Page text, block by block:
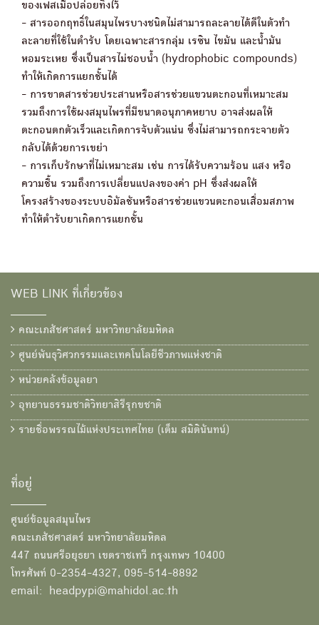
ของเฟสเมื่อปล่อยทิ้งไว้
- สารออกฤทธิ์ในสมุนไพรบางชนิดไม่สามารถละลายได้ดีในตัวทำ
ละลายที่ใช้ในตำรับ โดยเฉพาะสารกลุ่ม เรซิน ไขมัน และน้ำมัน
หอมระเหย ซึ่งเป็นสารไม่ชอบน้ำ (hydrophobic compounds)
ทำให้เกิดการแยกชั้นได้
- การขาดสารช่วยประสานหรือสารช่วยแขวนตะกอนที่เหมาะสม
รวมถึงการใช้ผงสมุนไพรที่มีขนาดอนุภาคหยาบ อาจส่งผลให้
ตะกอนตกตัวเร็วและเกิดการจับตัวแน่น ซึ่งไม่สามารถกระจายตัว
กลับได้ด้วยการเขย่า
- การเก็บรักษาที่ไม่เหมาะสม เช่น การได้รับความร้อน แสง หรือ
ความชื้น รวมถึงการเปลี่ยนแปลงของค่า pH ซึ่งส่งผลให้
โครงสร้างของระบบอิมัลชันหรือสารช่วยแขวนตะกอนเสื่อมสภาพ
ทำให้ตำรับยาเกิดการแยกชั้น
WEB LINK ที่เกี่ยวข้อง
คณะเภสัชศาสตร์ มหาวิทยาลัยมหิดล
ศูนย์พันธุวิศวกรรมและเทคโนโลยีชีวภาพแห่งชาติ
หน่วยคลังข้อมูลยา
อุทยานธรรมชาติวิทยาสิรีรุกขชาติ
รายชื่อพรรณไม้แห่งประเทศไทย (เต็ม สมิตินันทน์)
ที่อยู่
ศูนย์ข้อมูลสมุนไพร
คณะเภสัชศาสตร์ มหาวิทยาลัยมหิดล
447 ถนนศรีอยุธยา เขตราชเทวี กรุงเทพฯ 10400
โทรศัพท์ 0-2354-4327, 095-514-8892
email: headpypi@mahidol.ac.th